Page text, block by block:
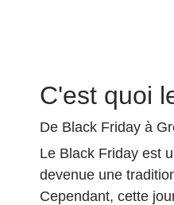
C'est quoi
De Black Friday à
Le Black Friday est
devenue une
Cependant, cette